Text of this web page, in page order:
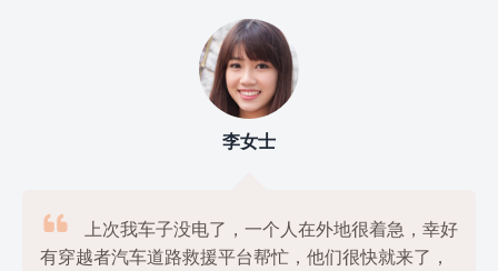
李女士

上次我车子没电了，一个人在外地很着急，幸好
有穿越者汽车道路救援平台帮忙，他们很快就来了，